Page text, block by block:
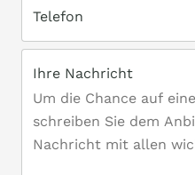
Telefon
Ihre Nachricht